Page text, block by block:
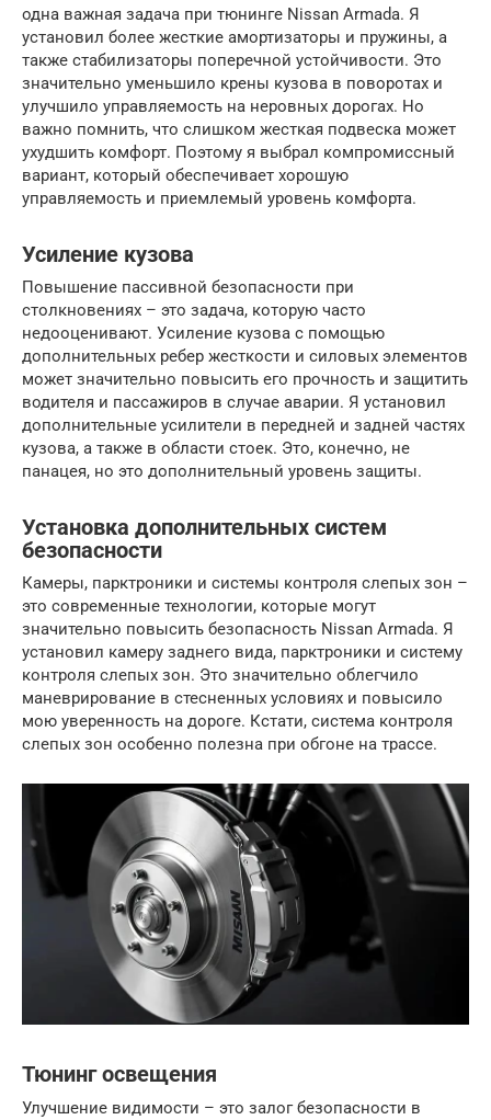
одна важная задача при тюнинге Nissan Armada. Я
установил более жесткие амортизаторы и пружины, а
также стабилизаторы поперечной устойчивости. Это
значительно уменьшило крены кузова в поворотах и
улучшило управляемость на неровных дорогах. Но
важно помнить, что слишком жесткая подвеска может
ухудшить комфорт. Поэтому я выбрал компромиссный
вариант, который обеспечивает хорошую
управляемость и приемлемый уровень комфорта.
Усиление кузова
Повышение пассивной безопасности при
столкновениях – это задача, которую часто
недооценивают. Усиление кузова с помощью
дополнительных ребер жесткости и силовых элементов
может значительно повысить его прочность и защитить
водителя и пассажиров в случае аварии. Я установил
дополнительные усилители в передней и задней частях
кузова, а также в области стоек. Это, конечно, не
панацея, но это дополнительный уровень защиты.
Установка дополнительных систем
безопасности
Камеры, парктроники и системы контроля слепых зон –
это современные технологии, которые могут
значительно повысить безопасность Nissan Armada. Я
установил камеру заднего вида, парктроники и систему
контроля слепых зон. Это значительно облегчило
маневрирование в стесненных условиях и повысило
мою уверенность на дороге. Кстати, система контроля
слепых зон особенно полезна при обгоне на трассе.
Тюнинг освещения
Улучшение видимости – это залог безопасности в